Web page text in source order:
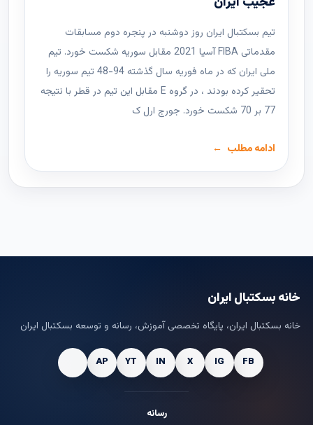
تیم بسکتبال ایران روز دوشنبه در پنجره دوم مسابقات
مقدماتی FIBA ​​آسیا 2021 مقابل سوریه شکست خورد. تیم
ملی ایران که در ماه فوریه سال گذشته 94-48 تیم سوریه را
تحقیر کرده بودند ، در گروه E مقابل این تیم در قطر با نتیجه
77 بر 70 شکست خورد. جورج ارل ک
ادامه مطلب
خانه بسکتبال ایران
خانه بسکتبال ایران، پایگاه تخصصی آموزش، رسانه و توسعه بسکتبال ایران
رسانه